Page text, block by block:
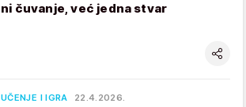
ni čuvanje, već jedna stvar
UČENJE I IGRA 22.4.2026.